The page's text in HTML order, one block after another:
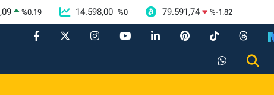
%0.19 14.598,00 %0 79.591,74 %-1.82